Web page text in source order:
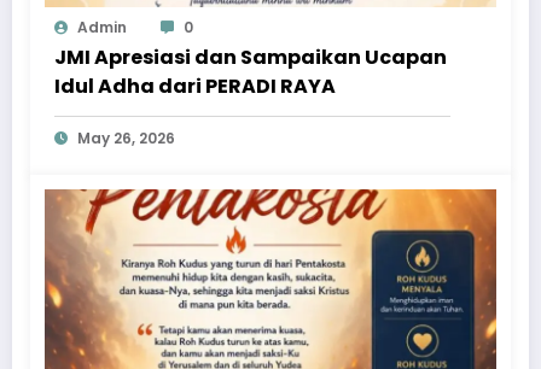
Admin 0
JMI Apresiasi dan Sampaikan Ucapan
Idul Adha dari PERADI RAYA
May 26, 2026